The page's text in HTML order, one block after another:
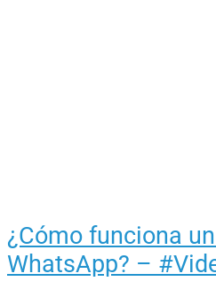
¿Cómo funciona
WhatsApp? –